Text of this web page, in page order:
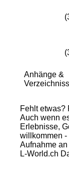
Anhänge &
Fehlt etwas?
Auch wenn
Erlebnisse,
willkommen
Aufnahme
L-World.ch